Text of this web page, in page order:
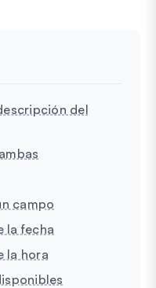
del
campo
la fecha
la hora